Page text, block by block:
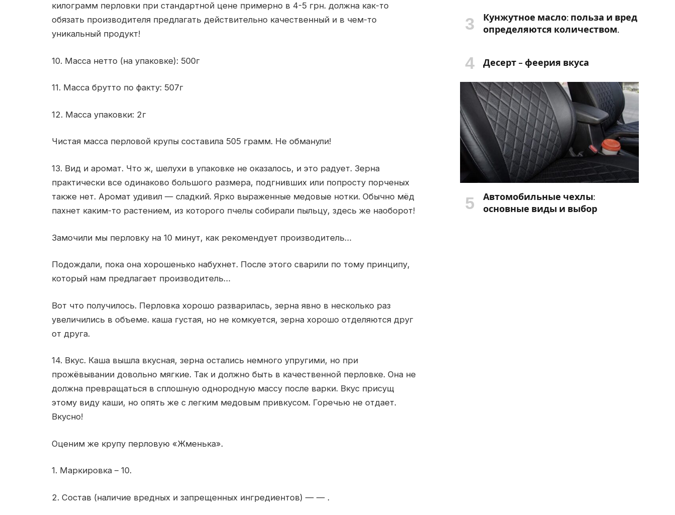
килограмм перловки при стандартной цене примерно в 4-5 грн. должна как-то
обязать производителя предлагать действительно качественный и в чем-то
уникальный продукт!
10. Масса нетто (на упаковке): 500г
11. Масса брутто по факту: 507г
12. Масса упаковки: 2г
Чистая масса перловой крупы составила 505 грамм. Не обманули!
13. Вид и аромат. Что ж, шелухи в упаковке не оказалось, и это радует. Зерна
практически все одинаково большого размера, подгнивших или попросту порченых
также нет. Аромат удивил — сладкий. Ярко выраженные медовые нотки. Обычно мёд
пахнет каким-то растением, из которого пчелы собирали пыльцу, здесь же наоборот!
Замочили мы перловку на 10 минут, как рекомендует производитель…
Подождали, пока она хорошенько набухнет. После этого сварили по тому принципу,
который нам предлагает производитель…
Вот что получилось. Перловка хорошо разварилась, зерна явно в несколько раз
увеличились в объеме. каша густая, но не комкуется, зерна хорошо отделяются друг
от друга.
14. Вкус. Каша вышла вкусная, зерна остались немного упругими, но при
прожёвывании довольно мягкие. Так и должно быть в качественной перловке. Она не
должна превращаться в сплошную однородную массу после варки. Вкус присущ
этому виду каши, но опять же с легким медовым привкусом. Горечью не отдает.
Вкусно!
Оценим же крупу перловую «Жменька».
1. Маркировка – 10.
2. Состав (наличие вредных и запрещенных ингредиентов) — — .
Кунжутное масло: польза и вред
определяются количеством.
Десерт – феерия вкуса
Автомобильные чехлы:
основные виды и выбор